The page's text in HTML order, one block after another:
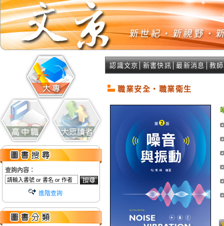
查詢內容：
進階查詢
認識文京 新書快訊 │最新消息 教
職業安全‧職業衛生